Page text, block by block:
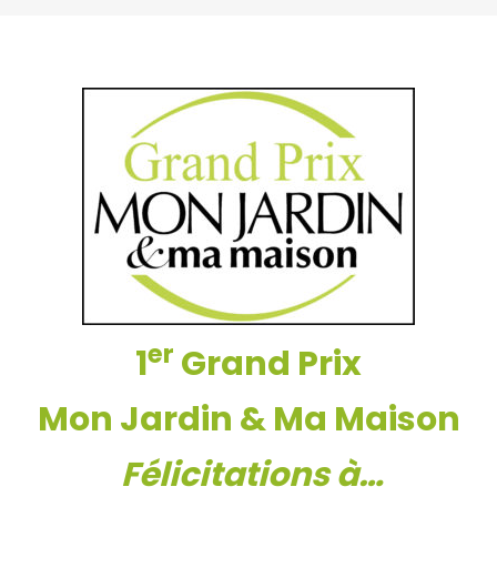
1er Grand Prix
Mon Jardin & Ma Maison
Félicitations à…